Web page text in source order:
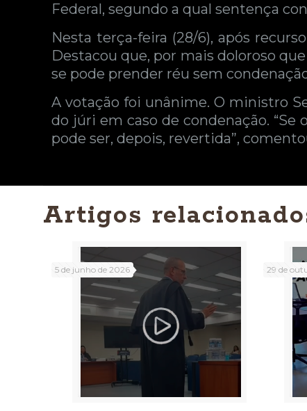
Federal, segundo a qual sentença
Nesta terça-feira (28/6), após
Destacou que, por mais doloroso
se pode prender réu sem
A votação foi unânime. O ministro
do júri em caso de condenação. “Se
pode ser, depois, revertida”,
Artigos
5 de junho de 2026 29 de